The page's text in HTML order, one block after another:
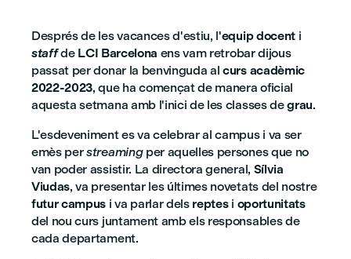
Després de les vacances d'estiu, l'equip docent i
staffde LCI Barcelona ens vam retrobar dijous
passat per donar la benvinguda alcurs acadèmic
2022-2023, que ha començat de manera oficial
aquesta setmana amb l'inici de les classes degrau.
L'esdeveniment es va celebrar al campus i va ser
emès perstreamingper aquelles persones que no
van poder assistir. La directora general, Sílvia
Viudas, va presentar les últimes novetats del nostre
futur campus i va parlar dels reptesi oportunitats
del nou curs juntament amb els responsables de
cada departament.